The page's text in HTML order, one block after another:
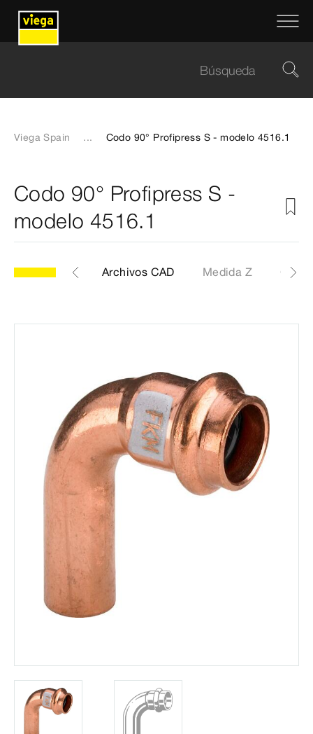
Viega Spain ... Codo 90° Profipress S - modelo 4516.1
Codo 90° Profipress S -
modelo 4516.1
Etiquetas Archivos CAD Medida Z